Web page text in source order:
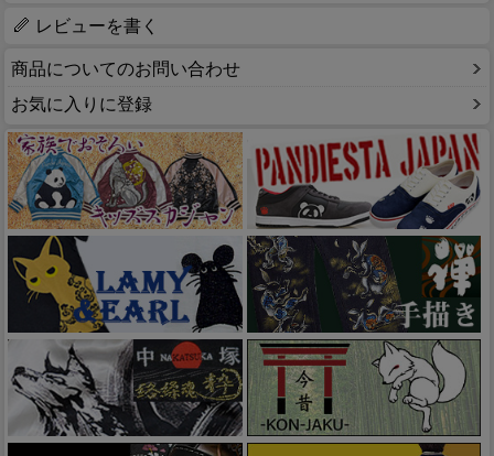
レビューを書く
商品についてのお問い合わせ
お気に入りに登録